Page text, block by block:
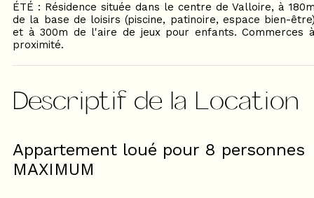
ÉTÉ : Résidence située dans le centre de Valloire, à
de la base de loisirs (piscine, patinoire, espace bien-
et à 300m de l'aire de jeux pour enfants. Commerces
proximité.
Descriptif de la Location
Appartement loué pour 8 personnes
MAXIMUM